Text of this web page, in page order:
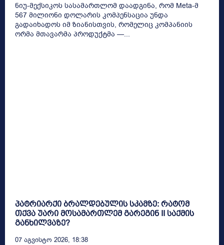
ნიუ-მექსიკოს სასამართლომ დაადგინა, რომ Meta-მ
567 მილიონი დოლარის კომპენსაცია უნდა
გადაიხადოს იმ ზიანისთვის, რომელიც კომპანიის
ორმა მთავარმა პროდუქტმა —...
პატრიარქი ბრალდებულის სკამზე: რატომ
თქვა უარი მოსამართლემ გარეგინ II საქმის
განხილვაზე?
07 Აგვისტო 2026, 18:38